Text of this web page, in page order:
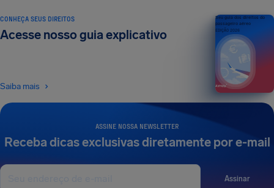
ASSINE NOSSA NEWSLETTER
Receba dicas exclusivas diretamente por e-mail
Assinar
CONHEÇA SEUS DIREITOS
Acesse nosso guia explicativo
Saiba mais
Seu guia dos direitos do
passageiro aéreo
EDIÇÃO 2026